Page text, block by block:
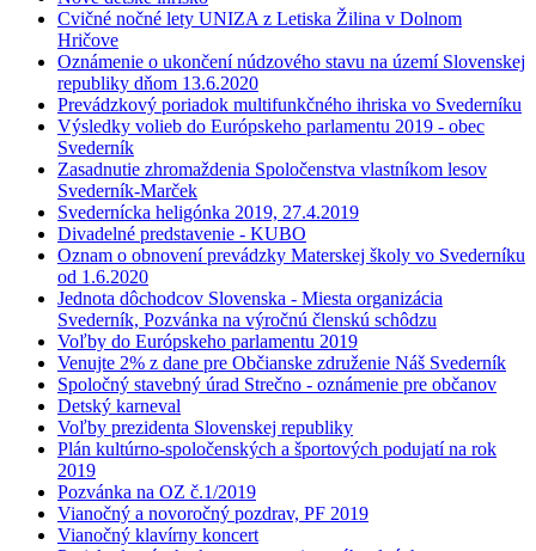
Cvičné nočné lety UNIZA z Letiska Žilina v Dolnom
Hričove
Oznámenie o ukončení núdzového stavu na území Slovenskej
republiky dňom 13.6.2020
Prevádzkový poriadok multifunkčného ihriska vo Svederníku
Výsledky volieb do Európskeho parlamentu 2019 - obec
Svederník
Zasadnutie zhromaždenia Spoločenstva vlastníkom lesov
Svederník-Marček
Svedernícka heligónka 2019, 27.4.2019
Divadelné predstavenie - KUBO
Oznam o obnovení prevádzky Materskej školy vo Svederníku
od 1.6.2020
Jednota dôchodcov Slovenska - Miesta organizácia
Svederník, Pozvánka na výročnú členskú schôdzu
Voľby do Európskeho parlamentu 2019
Venujte 2% z dane pre Občianske združenie Náš Svederník
Spoločný stavebný úrad Strečno - oznámenie pre občanov
Detský karneval
Voľby prezidenta Slovenskej republiky
Plán kultúrno-spoločenských a športových podujatí na rok
2019
Pozvánka na OZ č.1/2019
Vianočný a novoročný pozdrav, PF 2019
Vianočný klavírny koncert